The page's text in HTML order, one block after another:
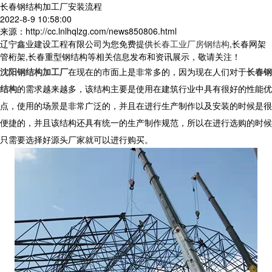
长春钢结构加工厂安装流程
2022-8-9 10:58:00
来源：http://cc.lnlhqlzg.com/news850806.html
辽宁鑫业建设工程有限公司为您免费提供长春工业厂房钢结构,长春网架
管桁架,长春重型钢结构等相关信息发布和资讯展示，敬请关注！
沈阳钢结构加工厂在现在的市面上是非常多的，因为现在人们对于长春钢
结构的需求越来越多，该结构主要是使用在建筑行业中具有很好的性能优
点，使用的场景是非常广泛的，并且在进行生产制作以及安装的时候是很
便捷的，并且该结构还具有统一的生产制作规范，所以在进行选购的时候
只需要选择好源头厂家就可以进行购买。